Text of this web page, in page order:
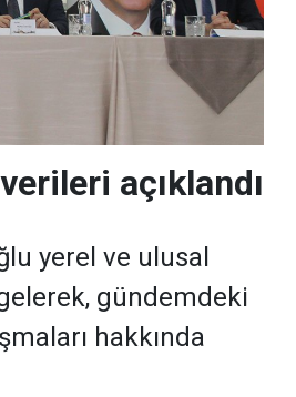
açıklandı
yerel ve ulusal
gündemdeki
hakkında